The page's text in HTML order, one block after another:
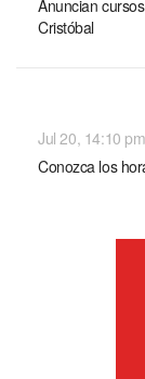
Anuncian
Cristóbal
Jul 20, 14:10 pm
Conozca los